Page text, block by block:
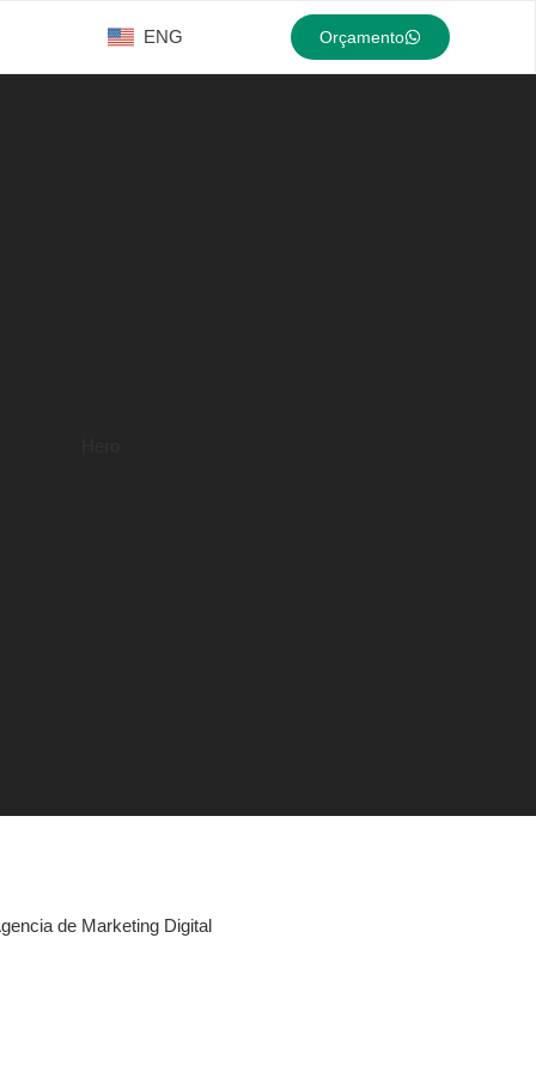
ENG Orçamento